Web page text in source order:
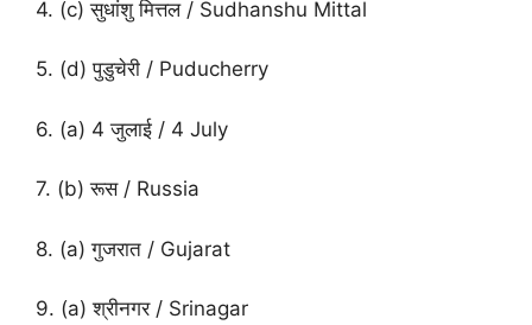
4. (c) सुधांशु मित्तल / Sudhanshu Mittal
5. (d) पुडुचेरी / Puducherry
6. (a) 4 जुलाई / 4 July
7. (b) रूस / Russia
8. (a) गुजरात / Gujarat
9. (a) श्रीनगर / Srinagar